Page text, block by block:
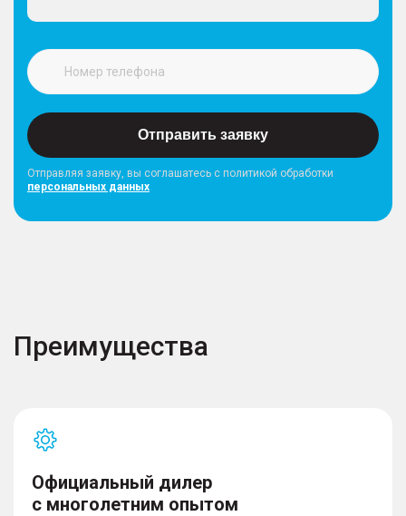
Отправить заявку
Отправляя заявку, вы соглашатесь с политикой обработки
персональных данных
Преимущества
Официальный дилер
с многолетним опытом